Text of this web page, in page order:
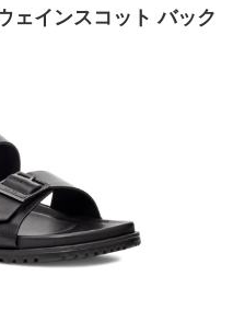
インスコット バック